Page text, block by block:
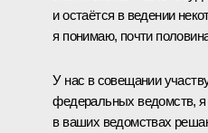
и остаётся в ведении
я понимаю, почти
У нас в совещании
федеральных ведомств,
в ваших ведомствах